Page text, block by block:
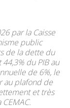
par la Caisse
public
de la dette du
du PIB au
de 6%, le
au plafond de
et très